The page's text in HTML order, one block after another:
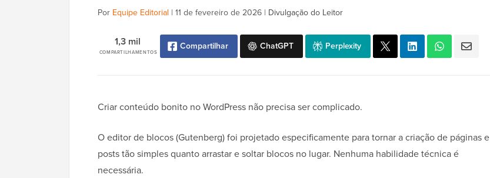
Por Equipe Editorial | 11 de fevereiro de 2026 | Divulgação do Leitor
COMPARTILHAMENTOS
1,3 mil Compartilhar ChatGPT Perplexity
Criar conteúdo bonito no WordPress não precisa ser complicado.
O editor de blocos (Gutenberg) foi projetado especificamente para tornar a criação de páginas e
posts tão simples quanto arrastar e soltar blocos no lugar. Nenhuma habilidade técnica é
necessária.